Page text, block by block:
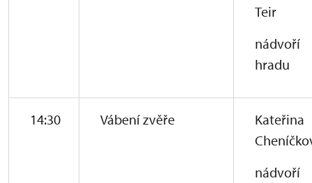
Teir
nádvoří
hradu
14:30 Vábení zvěře
Kateřina
nádvoří